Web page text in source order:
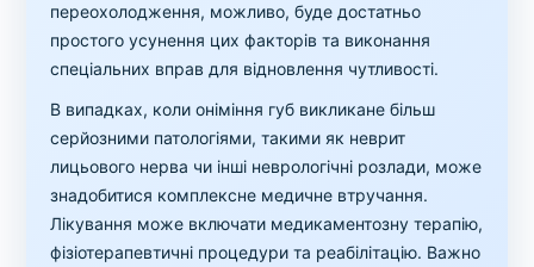
переохолодження, можливо, буде достатньо
простого усунення цих факторів та виконання
спеціальних вправ для відновлення чутливості.
В випадках, коли оніміння губ викликане більш
серйозними патологіями, такими як неврит
лицьового нерва чи інші неврологічні розлади, може
знадобитися комплексне медичне втручання.
Лікування може включати медикаментозну терапію,
фізіотерапевтичні процедури та реабілітацію. Важно